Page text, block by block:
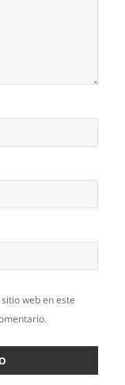
web en este